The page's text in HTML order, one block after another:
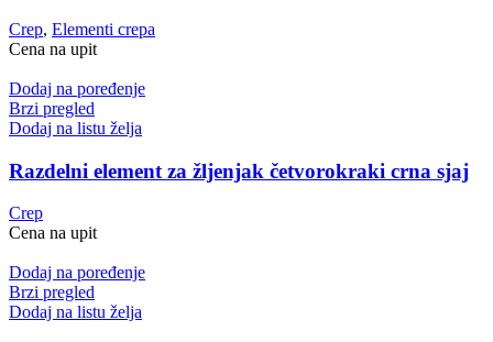
Crep, Elementi crepa
Cena na upit
Dodaj na poređenje
Brzi pregled
Dodaj na listu želja
Razdelni element za žljenjak četvorokraki crna sjaj
Crep
Cena na upit
Dodaj na poređenje
Brzi pregled
Dodaj na listu želja